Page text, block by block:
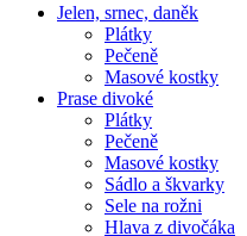
Jelen, srnec, daněk
Plátky
Pečeně
Masové kostky
Prase divoké
Plátky
Pečeně
Masové kostky
Sádlo a škvarky
Sele na rožni
Hlava z divočáka